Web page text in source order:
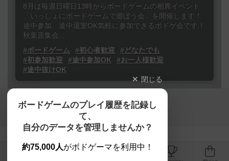
8月は毎週日曜日13時からボードゲームの相席イベント
「いっしょにボードゲームで遊ぼう会」を開催します！
途中参加、途中退室OK気軽に参加できるボドゲ会です！
秋葉原集会...
#ボードゲーム
#初心者歓迎
#どなたでも
#初参加歓迎
#途中参加OK
#お一人様歓迎
#途中抜けOK
閉じる
ボードゲームのプレイ履歴を記録し
て、
自分のデータを管理しませんか？
約75,000人がボドゲーマを利用中！
【ボドゲーマ】ボードゲームの総合情報サイト